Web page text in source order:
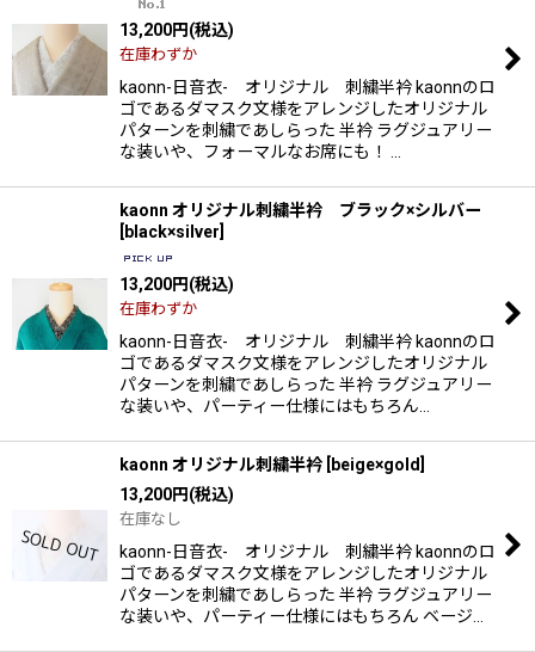
13,200円(税込)
在庫わずか
kaonn-日音衣- オリジナル 刺繍半衿 kaonnのロ
ゴであるダマスク文様をアレンジしたオリジナル
パターンを刺繍であしらった 半衿 ラグジュアリー
な装いや、フォーマルなお席にも！ …
kaonn オリジナル刺繍半衿 ブラック×シルバー
black×silver
13,200円(税込)
在庫わずか
kaonn-日音衣- オリジナル 刺繍半衿 kaonnのロ
ゴであるダマスク文様をアレンジしたオリジナル
パターンを刺繍であしらった 半衿 ラグジュアリー
な装いや、パーティー仕様にはもちろん…
kaonn オリジナル刺繍半衿 beige×gold
13,200円(税込)
在庫なし
kaonn-日音衣- オリジナル 刺繍半衿 kaonnのロ
ゴであるダマスク文様をアレンジしたオリジナル
パターンを刺繍であしらった 半衿 ラグジュアリー
な装いや、パーティー仕様にはもちろん ベージ…